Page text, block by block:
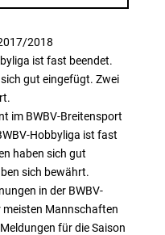
2018
ist fast beendet.
gut eingefügt. Zwei
im BWBV-Breitensport
Hobbyliga ist fast
haben sich gut
sich bewährt.
in der BWBV-
meisten Mannschaften
für die Saison